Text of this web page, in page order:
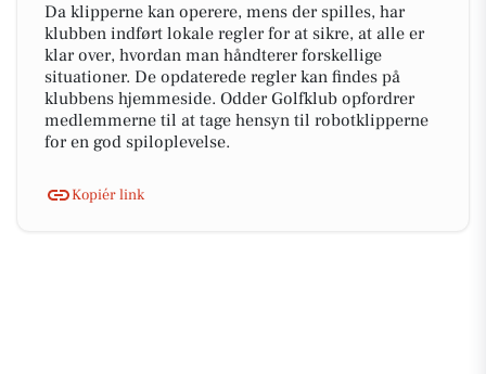
Da klipperne kan operere, mens der spilles, har
klubben indført lokale regler for at sikre, at alle er
klar over, hvordan man håndterer forskellige
situationer. De opdaterede regler kan findes på
klubbens hjemmeside. Odder Golfklub opfordrer
medlemmerne til at tage hensyn til robotklipperne
for en god spiloplevelse.
Kopiér link